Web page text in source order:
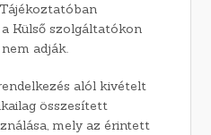
Külső szolgáltatókon
adják.
alól kivételt
összesített
mely az érintett